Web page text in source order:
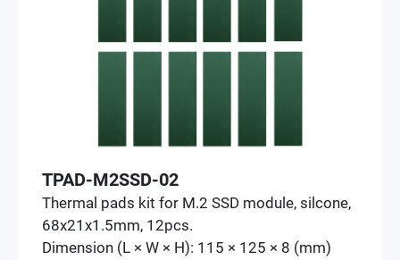
TPAD-M2SSD-02
Thermal pads kit for M.2 SSD module, silcone,
68x21x1.5mm, 12pcs.
Dimension (L × W × H): 115 × 125 × 8 (mm)